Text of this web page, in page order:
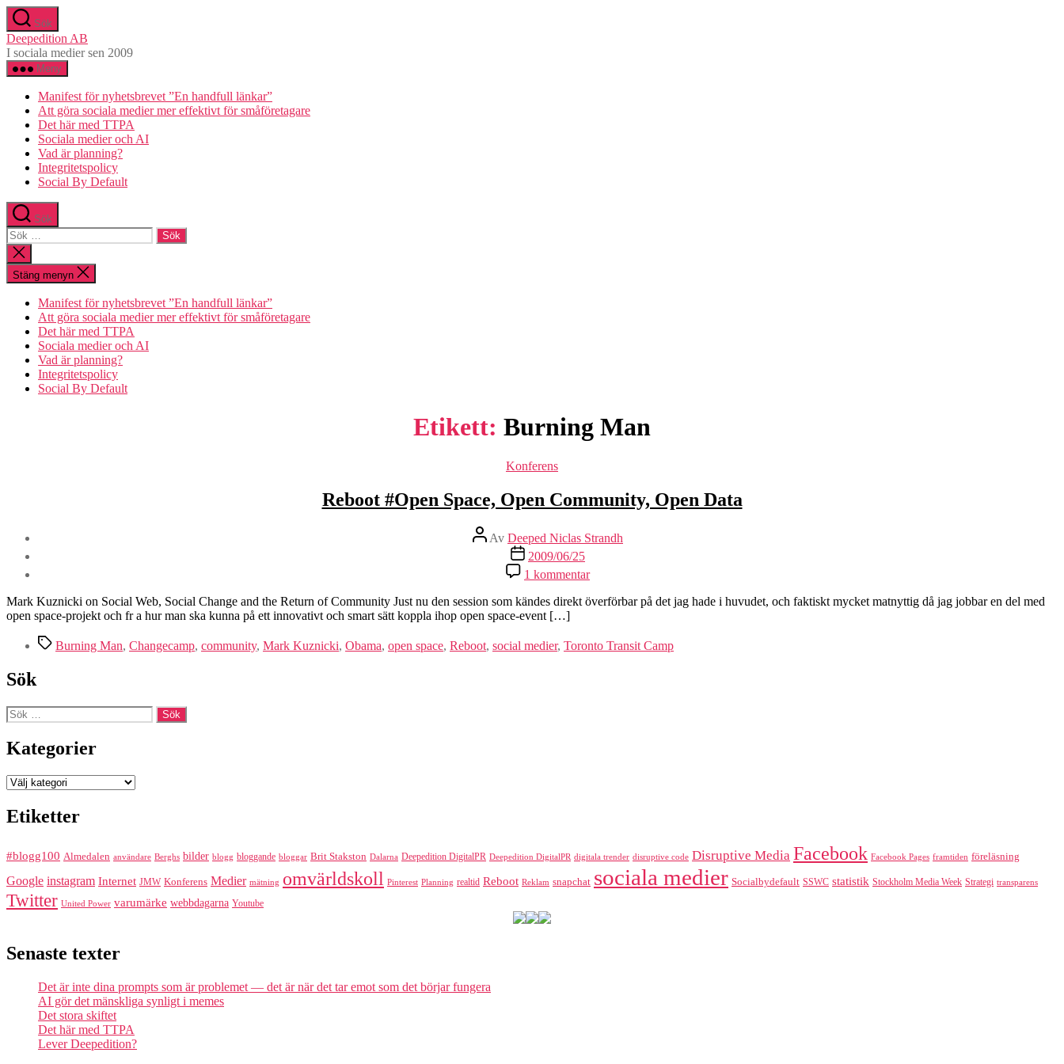
Hoppa
till
innehåll
Sök
Deepedition AB
I sociala medier sen 2009
Meny
Manifest för nyhetsbrevet ”En handfull länkar”
Att göra sociala medier mer effektivt för småföretagare
Det här med TTPA
Sociala medier och AI
Vad är planning?
Integritetspolicy
Social By Default
Sök
Sök
efter:
Stäng
sökningen
Stäng menyn
Manifest för nyhetsbrevet ”En handfull länkar”
Att göra sociala medier mer effektivt för småföretagare
Det här med TTPA
Sociala medier och AI
Vad är planning?
Integritetspolicy
Social By Default
Etikett: Burning Man
Kategorier
Konferens
Reboot #Open Space, Open Community, Open Data
Inläggsförfattare
Av Deeped Niclas Strandh
Inläggsdatum
2009/06/25
1 kommentartill
Reboot
#Open
Community,
Open
Mark Kuznicki on Social Web, Social Change and the Return of Community Just nu den session som kändes direkt överförbar på det jag hade i huvudet, och faktiskt mycket matnyttig då jag jobbar en del med
open space-projekt och fr a hur man ska kunna på ett innovativt och smart sätt koppla ihop open space-event […]
Etiketter
Burning Man, Changecamp, community, Mark Kuznicki, Obama, open space, Reboot, social medier, Toronto Transit Camp
Sök
Sök
efter:
Kategorier
Kategorier
Etiketter
#blogg100 Almedalen användare Berghs bilder blogg bloggande bloggar Brit Stakston Dalarna Deepedition DigitalPR Deepedition DigitalPR digitala trender disruptive code Disruptive Media Facebook Facebook Pages framtiden föreläsning
Google instagram Internet JMW Konferens Medier mätning omvärldskoll Pinterest Planning realtid Reboot Reklam snapchat sociala medier Socialbydefault SSWC statistik Stockholm Media Week Strategi transparens
Twitter United Power varumärke webbdagarna Youtube
Senaste texter
Det är inte dina prompts som är problemet — det är när det tar emot som det börjar fungera
AI gör det mänskliga synligt i memes
Det stora skiftet
Det här med TTPA
Lever Deepedition?